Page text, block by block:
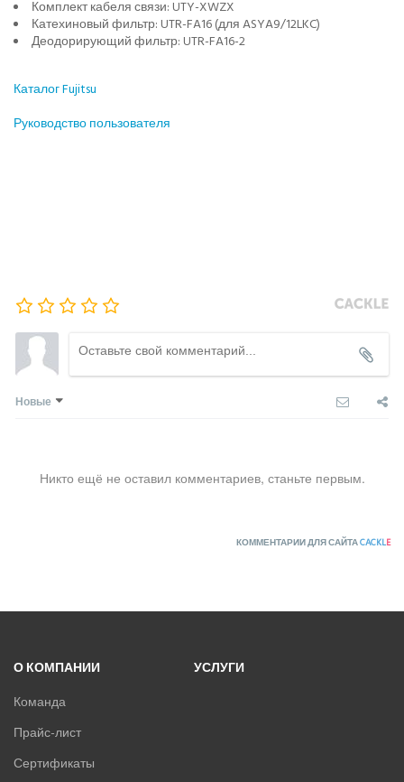
Комплект кабеля связи: UTY-XWZX
Катехиновый фильтр: UTR-FA16 (для ASYA9/12LKC)
Деодорирующий фильтр: UTR-FA16-2
Каталог Fujitsu
Руководство пользователя
Новые
Никто ещё не оставил комментариев, станьте первым.
КОММЕНТАРИИ ДЛЯ САЙТАCACKLE
О КОМПАНИИ
Команда
Прайс-лист
Сертификаты
УСЛУГИ